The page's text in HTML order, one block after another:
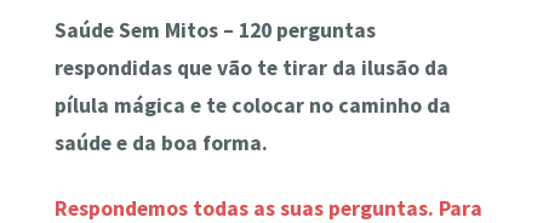
Saúde Sem Mitos – 120 perguntas
respondidas que vão te tirar da ilusão da
pílula mágica e te colocar no caminho da
saúde e da boa forma.
Respondemos todas as suas perguntas. Para